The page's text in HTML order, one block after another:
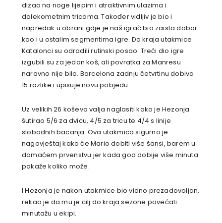
dizao na noge lijepim i atraktivnim ulazima i
dalekometnim tricama. Također vidljiv je bio i
napredak u obrani gdje je naš igrač bio zaista dobar
kao i u ostalim segmentima igre. Do kraja utakmice
Katalonci su odradili rutinski posao. Treći dio igre
izgubili su za jedan koš, ali povratka za Manresu
naravno nije bilo. Barcelona zadnju četvrtinu dobiva
15 razlike i upisuje novu pobjedu.
Uz velikih 26 koševa valja naglasiti kako je Hezonja
šutirao 5/6 za dvicu, 4/5 za tricu te 4/4 s linije
slobodnih bacanja. Ova utakmica sigurno je
nagovještaj kako će Mario dobiti više šansi, barem u
domaćem prvenstvu jer kada god dobije više minuta
pokaže koliko može.
I Hezonja je nakon utakmice bio vidno prezadovoljan,
rekao je da mu je cilj do kraja sezone povećati
minutažu u ekipi.